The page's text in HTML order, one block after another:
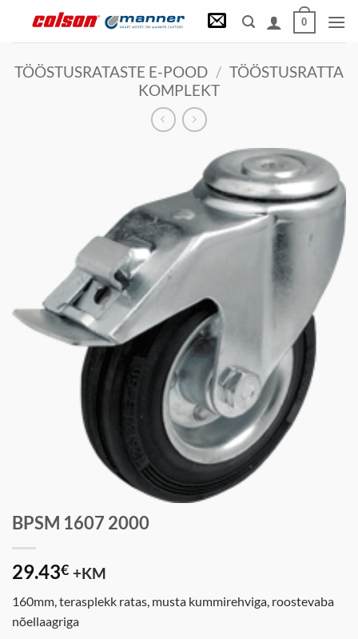
0
TÖÖSTUSRATASTE E-POOD / TÖÖSTUSRATTA
KOMPLEKT
BPSM 1607 2000
29.43€ +KM
160mm, terasplekk ratas, musta kummirehviga, roostevaba
nõellaagriga